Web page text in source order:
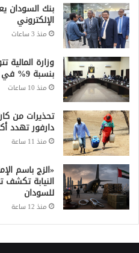
بنك السودان
الإلكتروني
منذ 3 ساعات
وزارة المالية
بنسبة 9% في 2026 واستمرار تراجع التضخم
منذ 10 ساعات
تحذيرات من
دارفور تهدد أكثر من
منذ 11 ساعة
«الزج باسم
النيابة تكشف
للسودان
منذ 12 ساعة